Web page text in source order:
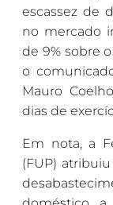
escassez de
no mercado
de 9% sobre
o
Mauro
dias de
Em nota, a
(FUP)